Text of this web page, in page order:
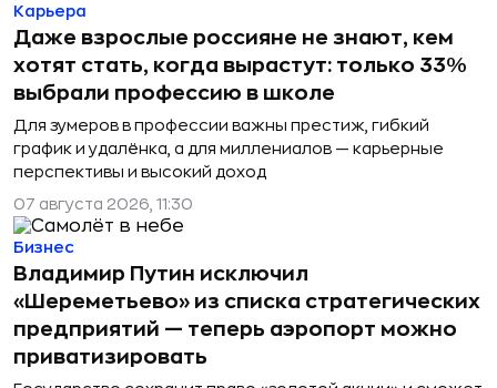
Даже взрослые россияне не знают, кем
хотят стать, когда вырастут: только 33%
выбрали профессию в школе
Для зумеров в профессии важны престиж, гибкий
график и удалёнка, а для миллениалов — карьерные
перспективы и высокий доход
Карьера
07 августа 2026, 11:30
Владимир Путин исключил
«Шереметьево» из списка стратегических
предприятий — теперь аэропорт можно
приватизировать
Бизнес